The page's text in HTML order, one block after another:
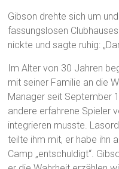
Gibson drehte sich um
fassungslosen
nickte und sagte ruhig:
Im Alter von 30 Jahren
mit seiner Familie an die
Manager seit September
andere erfahrene Spieler
integrieren musste.
teilte ihm mit, er habe ihn
Camp „entschuldigt“.